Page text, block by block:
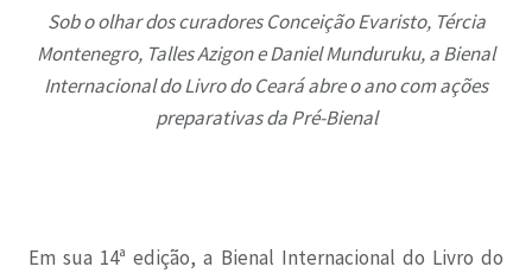
Sob o olhar dos curadores Conceição Evaristo, Tércia
Montenegro, Talles Azigon e Daniel Munduruku, a Bienal
Internacional do Livro do Ceará abre o ano com ações
preparativas da Pré-Bienal
Em sua 14ª edição, a Bienal Internacional do Livro do